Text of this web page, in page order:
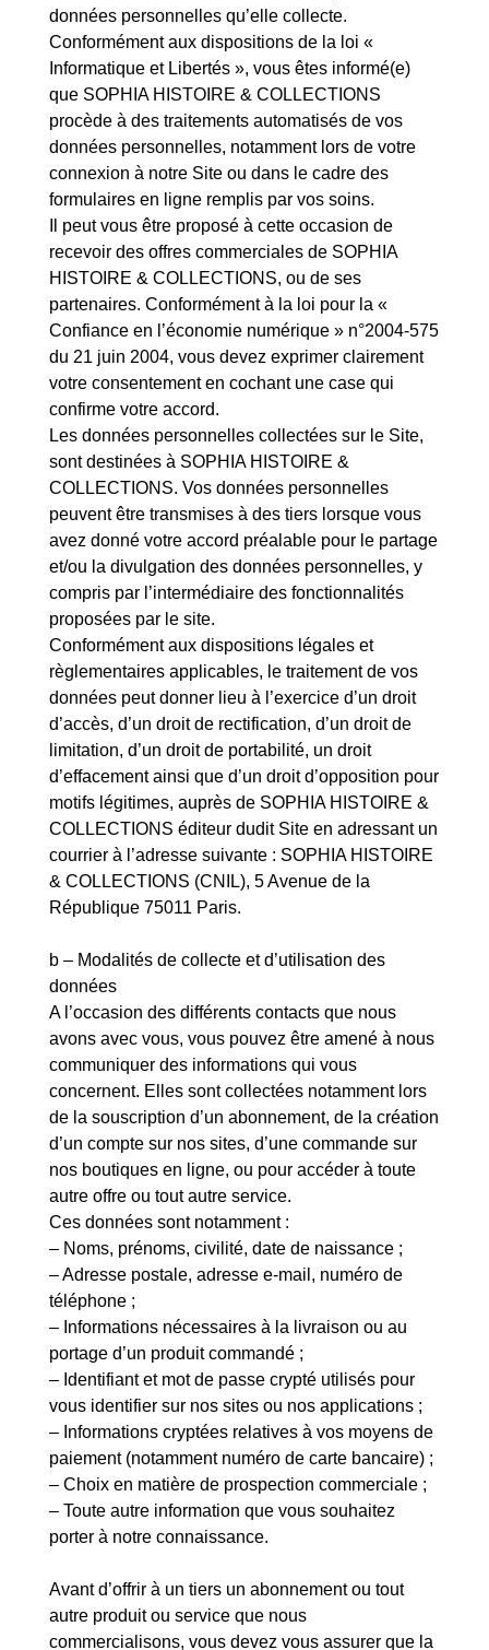
données personnelles qu’elle collecte.
Conformément aux dispositions de la loi «
Informatique et Libertés », vous êtes informé(e)
que SOPHIA HISTOIRE & COLLECTIONS
procède à des traitements automatisés de vos
données personnelles, notamment lors de votre
connexion à notre Site ou dans le cadre des
formulaires en ligne remplis par vos soins.
Il peut vous être proposé à cette occasion de
recevoir des offres commerciales de SOPHIA
HISTOIRE & COLLECTIONS, ou de ses
partenaires. Conformément à la loi pour la «
Confiance en l’économie numérique » n°2004-575
du 21 juin 2004, vous devez exprimer clairement
votre consentement en cochant une case qui
confirme votre accord.
Les données personnelles collectées sur le Site,
sont destinées à SOPHIA HISTOIRE &
COLLECTIONS. Vos données personnelles
peuvent être transmises à des tiers lorsque vous
avez donné votre accord préalable pour le partage
et/ou la divulgation des données personnelles, y
compris par l’intermédiaire des fonctionnalités
proposées par le site.
Conformément aux dispositions légales et
règlementaires applicables, le traitement de vos
données peut donner lieu à l’exercice d’un droit
d’accès, d’un droit de rectification, d’un droit de
limitation, d’un droit de portabilité, un droit
d’effacement ainsi que d’un droit d’opposition pour
motifs légitimes, auprès de SOPHIA HISTOIRE &
COLLECTIONS éditeur dudit Site en adressant un
courrier à l’adresse suivante : SOPHIA HISTOIRE
& COLLECTIONS (CNIL), 5 Avenue de la
République 75011 Paris.
b – Modalités de collecte et d’utilisation des
données
A l’occasion des différents contacts que nous
avons avec vous, vous pouvez être amené à nous
communiquer des informations qui vous
concernent. Elles sont collectées notamment lors
de la souscription d’un abonnement, de la création
d’un compte sur nos sites, d’une commande sur
nos boutiques en ligne, ou pour accéder à toute
autre offre ou tout autre service.
Ces données sont notamment :
– Noms, prénoms, civilité, date de naissance ;
– Adresse postale, adresse e-mail, numéro de
téléphone ;
– Informations nécessaires à la livraison ou au
portage d’un produit commandé ;
– Identifiant et mot de passe crypté utilisés pour
vous identifier sur nos sites ou nos applications ;
– Informations cryptées relatives à vos moyens de
paiement (notamment numéro de carte bancaire) ;
– Choix en matière de prospection commerciale ;
– Toute autre information que vous souhaitez
porter à notre connaissance.
Avant d’offrir à un tiers un abonnement ou tout
autre produit ou service que nous
commercialisons, vous devez vous assurer que la